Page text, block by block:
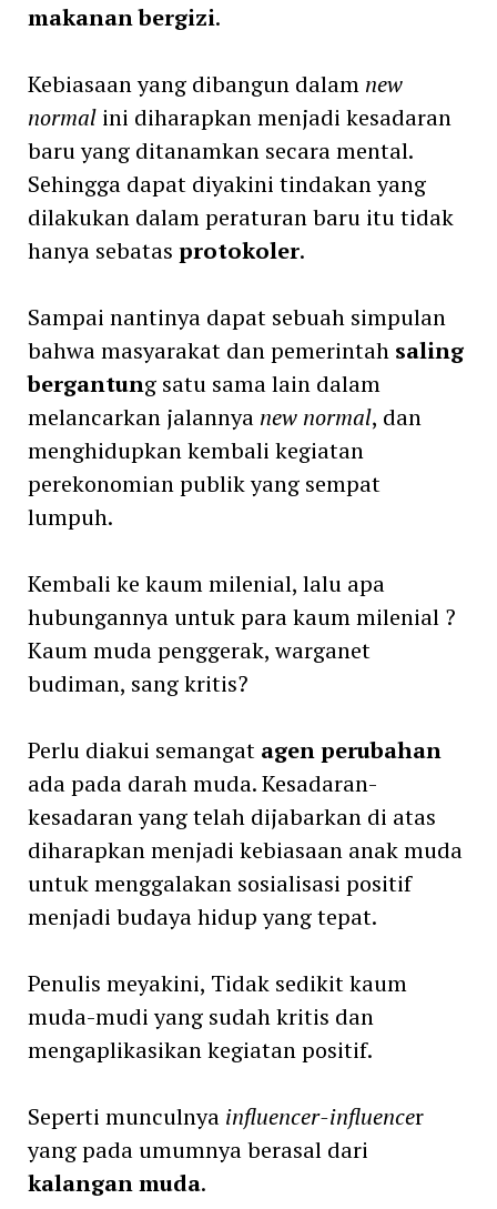
makananbergizi.
Kebiasaan yang dibangun dalam new
normalini diharapkan menjadi kesadaran
baru yang ditanamkan secara mental.
Sehingga dapat diyakini tindakan yang
dilakukan dalam peraturan baru itu tidak
hanya sebatas protokoler.
Sampai nantinya dapat sebuah simpulan
bahwa masyarakat dan pemerintah saling
bergantung satu sama lain dalam
melancarkan jalannya new normal, dan
menghidupkan kembali kegiatan
perekonomian publik yang sempat
lumpuh.
Kembali ke kaum milenial, lalu apa
hubungannya untuk para kaum milenial ?
Kaum muda penggerak, warganet
budiman, sang kritis?
Perlu diakui semangat agen perubahan
ada pada darah muda. Kesadaran-
kesadaran yang telah dijabarkan di atas
diharapkan menjadi kebiasaan anak muda
untuk menggalakan sosialisasi positif
menjadi budaya hidup yang tepat.
Penulis meyakini, Tidak sedikit kaum
muda-mudi yang sudah kritis dan
mengaplikasikan kegiatan positif.
Seperti munculnya influencer-influencer
yang pada umumnya berasal dari
kalangan muda.